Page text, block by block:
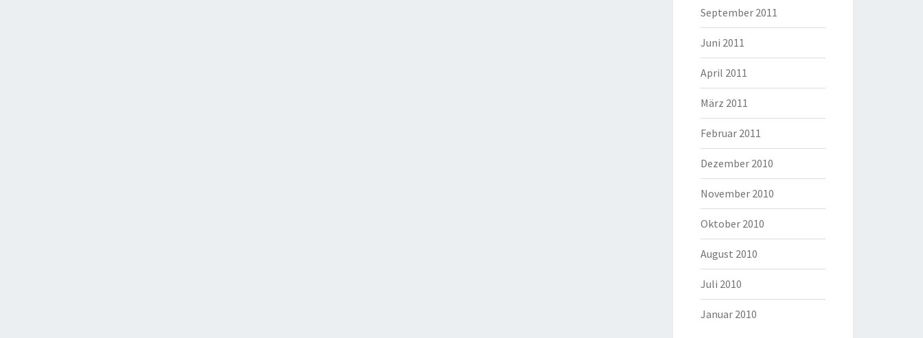
September 2011
Juni 2011
April 2011
März 2011
Februar 2011
Dezember 2010
November 2010
Oktober 2010
August 2010
Juli 2010
Januar 2010